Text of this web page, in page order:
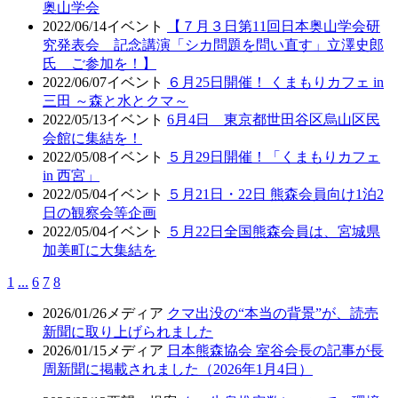
奥山学会
2022/06/14イベント
【７月３日第11回日本奥山学会研
究発表会 記念講演「シカ問題を問い直す」立澤史郎
氏 ご参加を！】
2022/06/07イベント
６月25日開催！ くまもりカフェ in
三田 ～森と水とクマ～
2022/05/13イベント 6月4日 東京都世田谷区烏山区民
会館に集結を！
2022/05/08イベント
５月29日開催！「くまもりカフェ
in 西宮」
2022/05/04イベント
５月21日・22日 熊森会員向け1泊2
日の観察会等企画
2022/05/04イベント
５月22日全国熊森会員は、宮城県
加美町に大集結を
1 ... 6 7 8
2026/01/26 メディア クマ出没の“本当の背景”が、読売
新聞に取り上げられました
2026/01/15 メディア 日本熊森協会 室谷会長の記事が長
周新聞に掲載されました（2026年1月4日）